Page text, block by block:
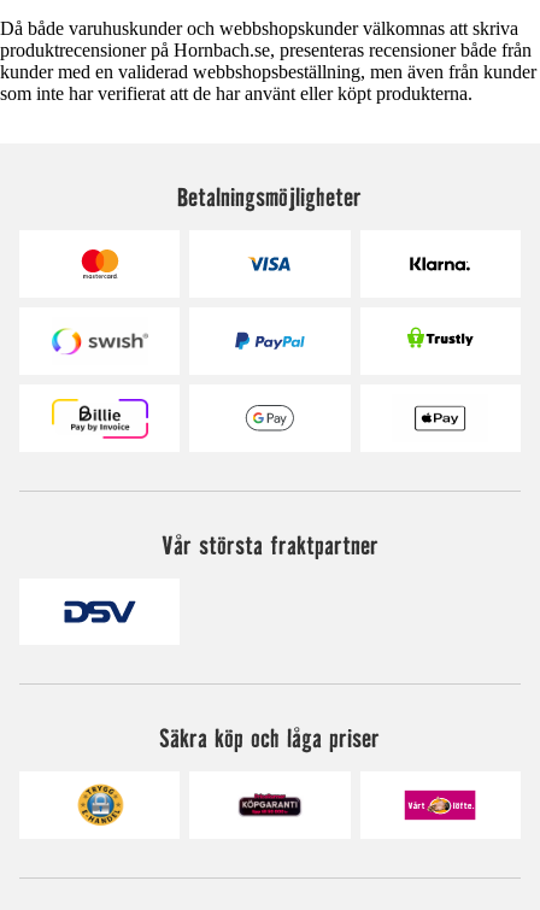
Då både varuhuskunder och webbshopskunder välkomnas att skriva
produktrecensioner på Hornbach.se, presenteras recensioner både från
kunder med en validerad webbshopsbeställning, men även från kunder
som inte har verifierat att de har använt eller köpt produkterna.
Betalningsmöjligheter
Vår största fraktpartner
Säkra köp och låga priser